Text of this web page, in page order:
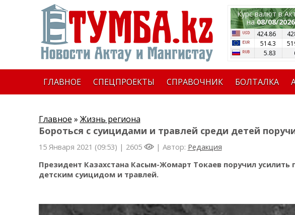
Курс валют в
на08/08/2026
424.86
514.3
5.83
ГЛАВНОЕ СПЕЦПРОЕКТЫ СПРАВОЧНИК БОЛТАЛКА
Главное » Жизнь региона
Бороться с суицидами и травлей среди детей
15 Января 2021 (09:53) | 2605 | Автор: Редакция
Президент Казахстана Касым-Жомарт Токаев поручил усилить
детским суицидом и травлей.